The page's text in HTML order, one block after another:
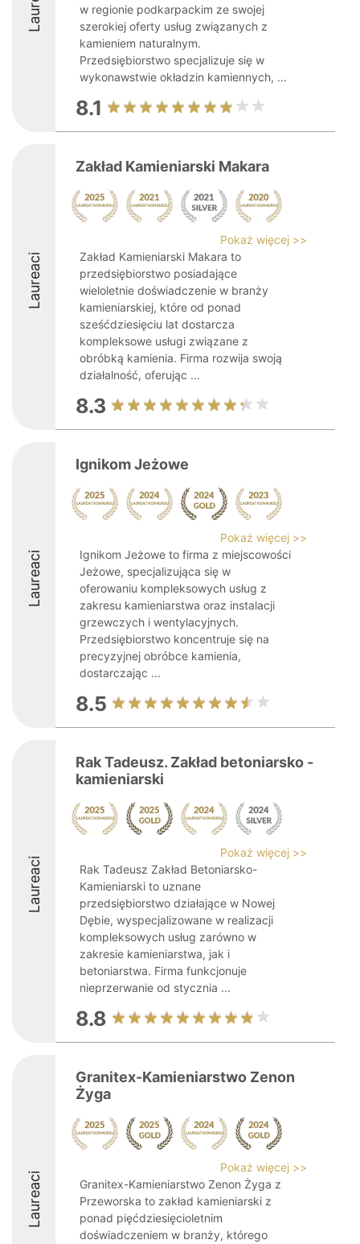
w regionie podkarpackim ze swojej
szerokiej oferty usług związanych z
kamieniem naturalnym.
Przedsiębiorstwo specjalizuje się w
wykonawstwie okładzin kamiennych, ...
8.1
Laureaci
Zakład Kamieniarski Makara
Pokaż więcej >>
Zakład Kamieniarski Makara to
przedsiębiorstwo posiadające
wieloletnie doświadczenie w branży
kamieniarskiej, które od ponad
sześćdziesięciu lat dostarcza
kompleksowe usługi związane z
obróbką kamienia. Firma rozwija swoją
działalność, oferując ...
8.3
Laureaci
Ignikom Jeżowe
Pokaż więcej >>
Ignikom Jeżowe to firma z miejscowości
Jeżowe, specjalizująca się w
oferowaniu kompleksowych usług z
zakresu kamieniarstwa oraz instalacji
grzewczych i wentylacyjnych.
Przedsiębiorstwo koncentruje się na
precyzyjnej obróbce kamienia,
dostarczając ...
8.5
Laureaci
Rak Tadeusz. Zakład betoniarsko -
kamieniarski
Pokaż więcej >>
Rak Tadeusz Zakład Betoniarsko-
Kamieniarski to uznane
przedsiębiorstwo działające w Nowej
Dębie, wyspecjalizowane w realizacji
kompleksowych usług zarówno w
zakresie kamieniarstwa, jak i
betoniarstwa. Firma funkcjonuje
nieprzerwanie od stycznia ...
8.8
Laureaci
Granitex-Kamieniarstwo Zenon
Żyga
Pokaż więcej >>
Granitex-Kamieniarstwo Zenon Żyga z
Przeworska to zakład kamieniarski z
ponad pięćdziesięcioletnim
doświadczeniem w branży, którego